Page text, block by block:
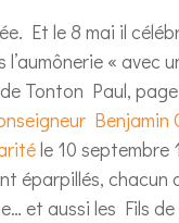
Et le 8 mai il
« avec
Tonton Paul, page
Benjamin
le 10 septembre
éparpillés, chacun
et aussi les Fils